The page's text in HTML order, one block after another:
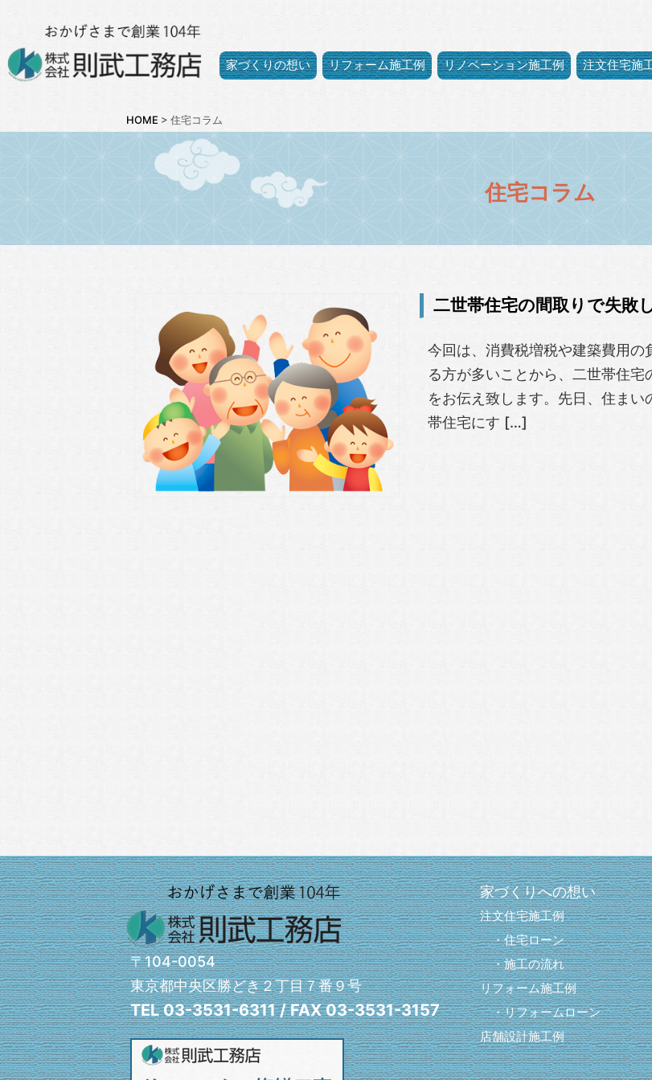
家づくりの想い リフォーム施工例 リノベーション施工例 注文住宅施
HOME > 住宅コラム
住宅コラム
二世帯住宅の間取りで失敗
今回は、消費税増税や建築費用
る方が多いことから、二世帯住
をお伝え致します。先日、住ま
帯住宅にす […]
〒104-0054
東京都中央区勝どき２丁目７番９号
TEL 03-3531-6311 / FAX 03-3531-3157
家づくりへの想い
注文住宅施工例
・住宅ローン
・施工の流れ
リフォーム施工例
・リフォームローン
店舗設計施工例